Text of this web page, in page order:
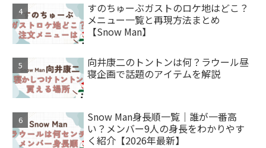
すのちゅーぶガストのロケ地はどこ？
メニュー一覧と再現方法まとめ
【Snow Man】
向井康二のトントンは何？ラウール昼
寝企画で話題のアイテムを解説
Snow Man身長順一覧｜誰が一番高
い？メンバー9人の身長をわかりやす
く紹介【2026年最新】